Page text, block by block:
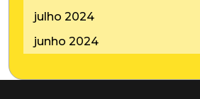
julho 2024
junho 2024